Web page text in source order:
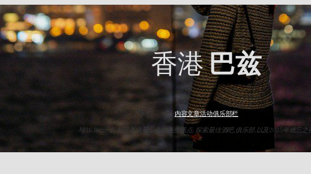
香港巴兹
内容文章活动俱乐部栏
与HK Baz一起发现香港最出名的夜生活点. 探索最佳酒吧,俱乐部,以及2025年难忘之